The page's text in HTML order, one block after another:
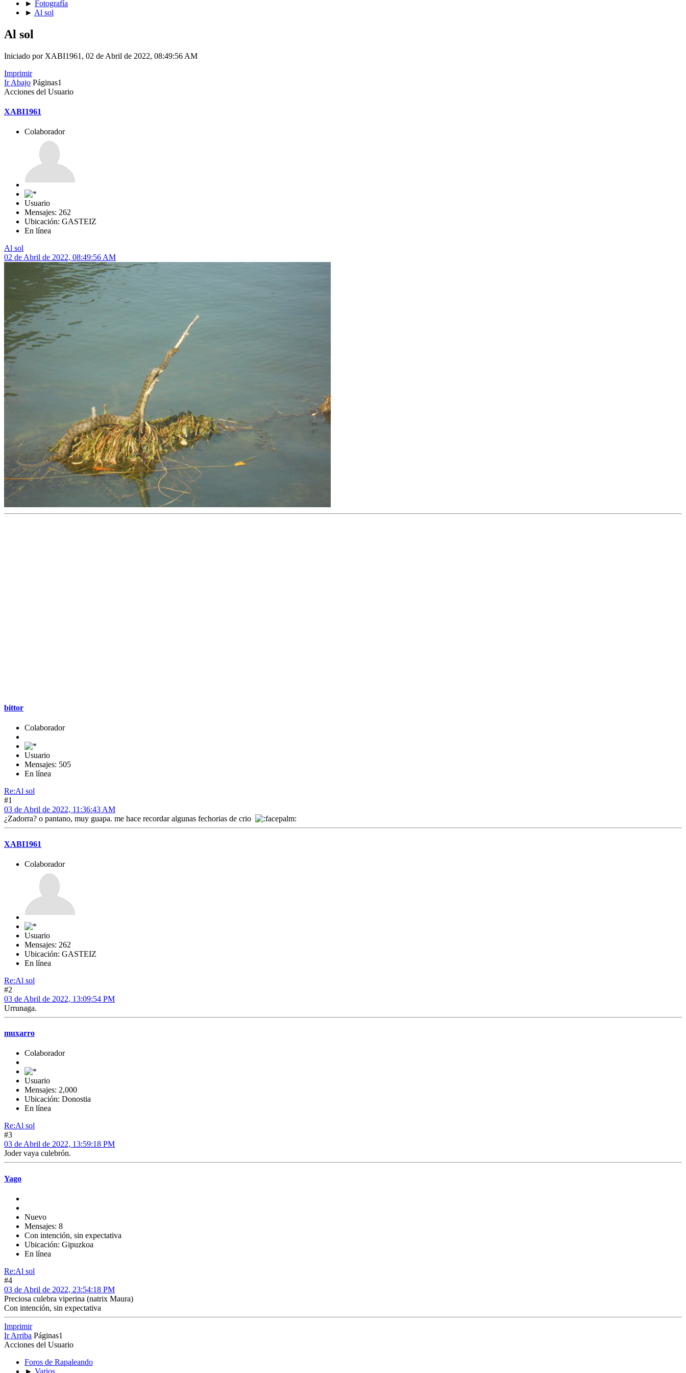
► Fotografía
► Al sol
Al sol
Iniciado por XABI1961, 02 de Abril de 2022, 08:49:56 AM
Imprimir
Ir Abajo Páginas1
Acciones del Usuario
XABI1961
Colaborador
Usuario
Mensajes: 262
Ubicación: GASTEIZ
En línea
Al sol
02 de Abril de 2022, 08:49:56 AM
bittor
Colaborador
Usuario
Mensajes: 505
En línea
Re:Al sol
#1
03 de Abril de 2022, 11:36:43 AM
¿Zadorra? o pantano, muy guapa. me hace recordar algunas fechorias de crio
XABI1961
Colaborador
Usuario
Mensajes: 262
Ubicación: GASTEIZ
En línea
Re:Al sol
#2
03 de Abril de 2022, 13:09:54 PM
Urrunaga.
muxarro
Colaborador
Usuario
Mensajes: 2,000
Ubicación: Donostia
En línea
Re:Al sol
#3
03 de Abril de 2022, 13:59:18 PM
Joder vaya culebrón.
Yago
Nuevo
Mensajes: 8
Con intención, sin expectativa
Ubicación: Gipuzkoa
En línea
Re:Al sol
#4
03 de Abril de 2022, 23:54:18 PM
Preciosa culebra viperina (natrix Maura)
Con intención, sin expectativa
Imprimir
Ir Arriba Páginas1
Acciones del Usuario
Foros de Rapaleando
► Varios